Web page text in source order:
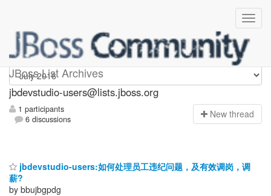
JBoss List Archives
jbdevstudio-users
jbdevstudio-users@lists.jboss.org
1 participants
6 discussions
New thread
jbdevstudio-users:如何处理员工违纪问题，及有效调岗，调
薪?
by bbujbgpdg